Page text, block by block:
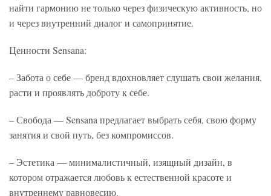
найти гармонию не только через физическую активность, но
и через внутренний диалог и самопринятие.
Ценности Sensana:
– Забота о себе — бренд вдохновляет слушать свои желания,
расти и проявлять доброту к себе.
– Свобода — Sensana предлагает выбрать себя, свою форму
занятия и свой путь, без компромиссов.
– Эстетика — минималистичный, изящный дизайн, в
котором отражается любовь к естественной красоте и
внутреннему равновесию.